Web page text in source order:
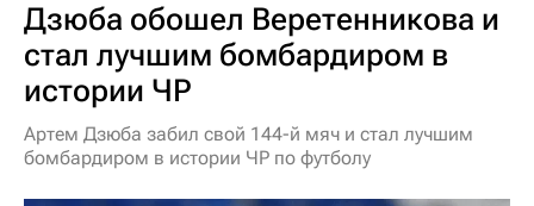
Дзюба обошел Веретенникова и
стал лучшим бомбардиром в
истории ЧР
Артем Дзюба забил свой 144-й мяч и стал лучшим
бомбардиром в истории ЧР по футболу